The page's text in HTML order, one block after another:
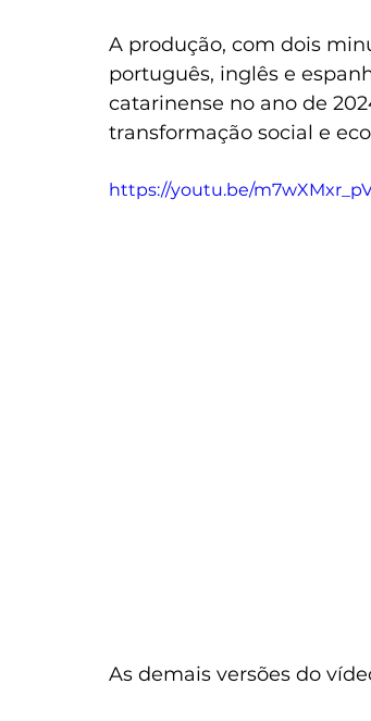
A produção, com dois
português, inglês e
catarinense no ano de
transformação social e
https://youtu.be/
As demais versões do